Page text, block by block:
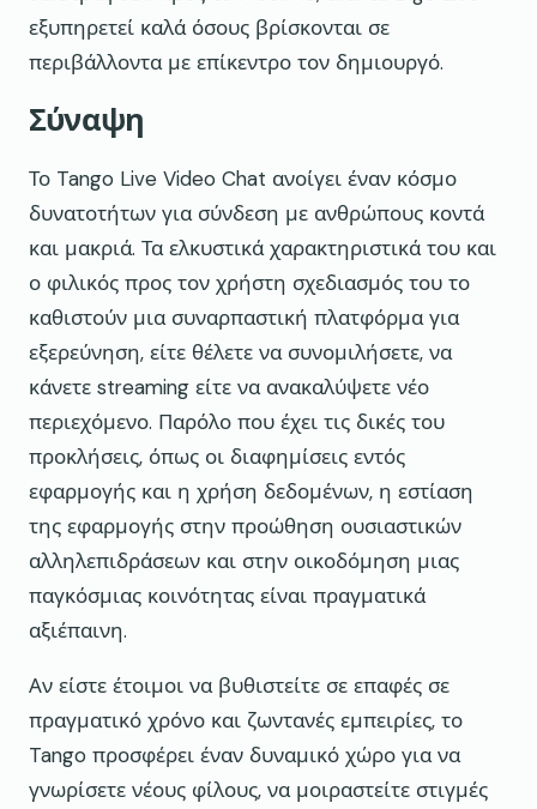
εξυπηρετεί καλά όσους βρίσκονται σε
περιβάλλοντα με επίκεντρο τον δημιουργό.
Σύναψη
Το Tango Live Video Chat ανοίγει έναν κόσμο
δυνατοτήτων για σύνδεση με ανθρώπους κοντά
και μακριά. Τα ελκυστικά χαρακτηριστικά του και
ο φιλικός προς τον χρήστη σχεδιασμός του το
καθιστούν μια συναρπαστική πλατφόρμα για
εξερεύνηση, είτε θέλετε να συνομιλήσετε, να
κάνετε streaming είτε να ανακαλύψετε νέο
περιεχόμενο. Παρόλο που έχει τις δικές του
προκλήσεις, όπως οι διαφημίσεις εντός
εφαρμογής και η χρήση δεδομένων, η εστίαση
της εφαρμογής στην προώθηση ουσιαστικών
αλληλεπιδράσεων και στην οικοδόμηση μιας
παγκόσμιας κοινότητας είναι πραγματικά
αξιέπαινη.
Αν είστε έτοιμοι να βυθιστείτε σε επαφές σε
πραγματικό χρόνο και ζωντανές εμπειρίες, το
Tango προσφέρει έναν δυναμικό χώρο για να
γνωρίσετε νέους φίλους, να μοιραστείτε στιγμές